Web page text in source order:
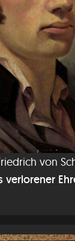
verlorener
von